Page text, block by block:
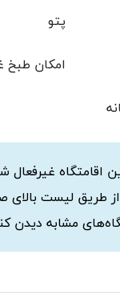
پتو
امکان طبخ
اقامتگاه
طریق لیست بالای
مشابه دیدن